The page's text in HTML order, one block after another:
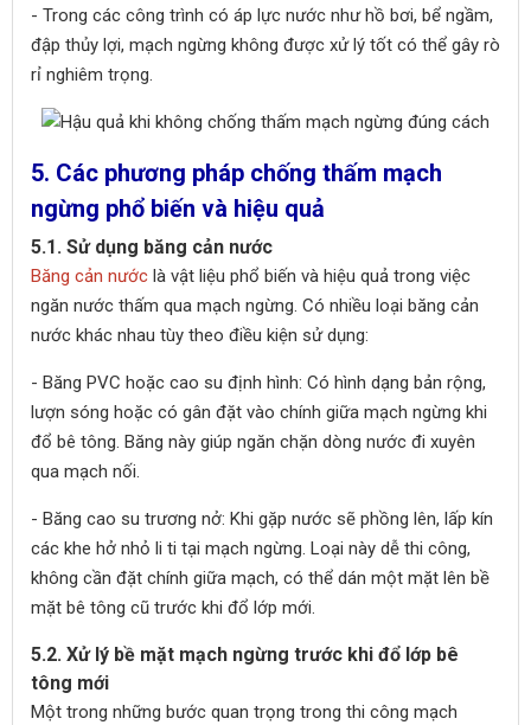
- Trong các công trình có áp lực nước như hồ bơi, bể ngầm,
đập thủy lợi, mạch ngừng không được xử lý tốt có thể gây rò
rỉ nghiêm trọng.
5. Các phương pháp chống thấm mạch
ngừng phổ biến và hiệu quả
5.1. Sử dụng băng cản nước
Băng cản nước là vật liệu phổ biến và hiệu quả trong việc
ngăn nước thấm qua mạch ngừng. Có nhiều loại băng cản
nước khác nhau tùy theo điều kiện sử dụng:
- Băng PVC hoặc cao su định hình: Có hình dạng bản rộng,
lượn sóng hoặc có gân đặt vào chính giữa mạch ngừng khi
đổ bê tông. Băng này giúp ngăn chặn dòng nước đi xuyên
qua mạch nối.
- Băng cao su trương nở: Khi gặp nước sẽ phồng lên, lấp kín
các khe hở nhỏ li ti tại mạch ngừng. Loại này dễ thi công,
không cần đặt chính giữa mạch, có thể dán một mặt lên bề
mặt bê tông cũ trước khi đổ lớp mới.
5.2. Xử lý bề mặt mạch ngừng trước khi đổ lớp bê
tông mới
Một trong những bước quan trọng trong thi công mạch